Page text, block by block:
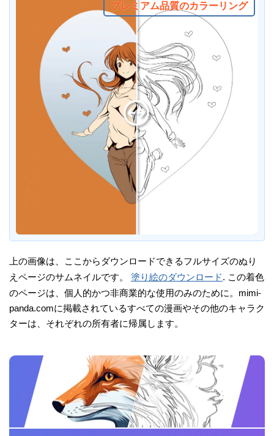
プレミアム品質のカラーリング
上の画像は、ここからダウンロードできるフルサイズのぬり
えページのサムネイルです。 塗り絵のダウンロード. この着色
のページは、個人的かつ非商業的な使用のみのために。mimi-
panda.comに掲載されているすべての漫画やその他のキャラク
ターは、それぞれの所有者に帰属します。